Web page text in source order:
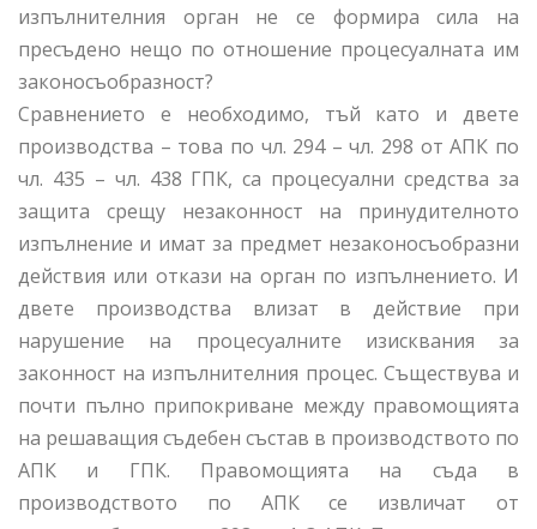
изпълнителния орган не се формира сила на
пресъдено нещо по отношение процесуалната им
законосъобразност?
Сравнението е необходимо, тъй като и двете
производства – това по чл. 294 – чл. 298 от АПК по
чл. 435 – чл. 438 ГПК, са процесуални средства за
защита срещу незаконност на принудителното
изпълнение и имат за предмет незаконосъобразни
действия или откази на орган по изпълнението. И
двете производства влизат в действие при
нарушение на процесуалните изисквания за
законност на изпълнителния процес. Съществува и
почти пълно припокриване между правомощията
на решаващия съдебен състав в производството по
АПК и ГПК. Правомощията на съда в
производството по АПК се извличат от